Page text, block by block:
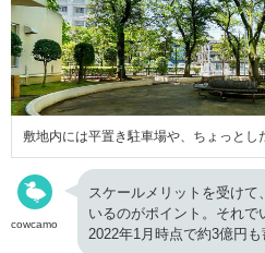
敷地内には平置き駐車場や、ちょっとし
cowcamo
スケールメリットを受けて
いるのがポイント。それで
2022年1月時点で約3億円も